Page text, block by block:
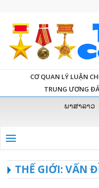
CƠ QUAN LÝ LUẬN
TRUNG ƯƠNG
ພາສາລາວ
THẾ GIỚI: VẤN